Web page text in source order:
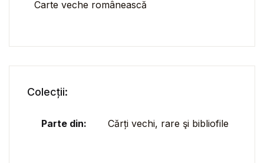
Carte veche românească
Colecții:
Parte din: Cărți vechi, rare şi bibliofile